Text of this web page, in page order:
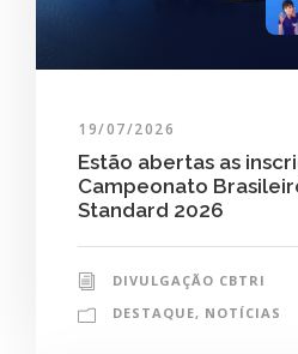
19/07/2026
Estão abertas as
Campeonato
Standard 2026
DIVULGAÇÃO CBTRI
DESTAQUE, NOTÍCIAS